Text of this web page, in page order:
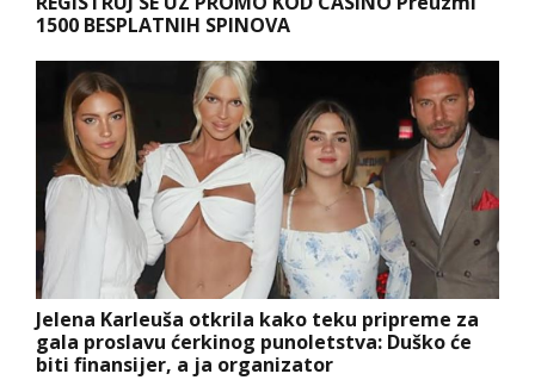
1500 BESPLATNIH SPINOVA
Jelena Karleuša otkrila kako teku pripreme za
gala proslavu ćerkinog punoletstva: Duško će
biti finansijer, a ja organizator